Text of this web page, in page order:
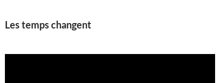
Les temps changent